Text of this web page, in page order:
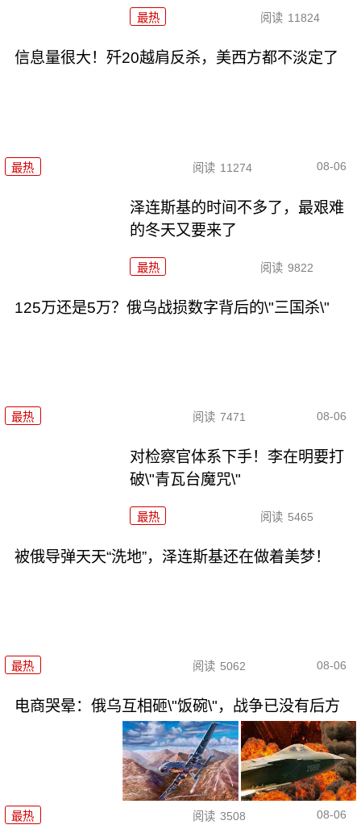
最热 阅读 11824
信息量很大！歼20越肩反杀，美西方都不淡定了
最热 阅读 11274 08-06
泽连斯基的时间不多了，最艰难
的冬天又要来了
最热 阅读 9822
125万还是5万？俄乌战损数字背后的\"三国杀\"
最热 阅读 7471 08-06
对检察官体系下手！李在明要打
破\"青瓦台魔咒\"
最热 阅读 5465
被俄导弹天天“洗地”，泽连斯基还在做着美梦！
最热 阅读 5062 08-06
电商哭晕：俄乌互相砸\"饭碗\"，战争已没有后方
最热 阅读 3508 08-06